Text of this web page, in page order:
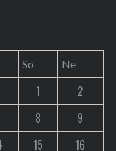
So Ne
1
2
8
9
15 16